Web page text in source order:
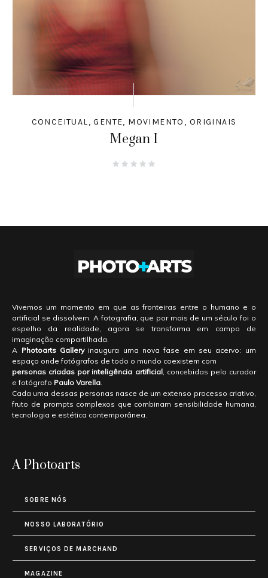
CONCEITUAL,GENTE, MOVIMENTO , ORIGINAIS
Megan I
Vivemos um momento em que as fronteiras entre o humano e o
artificial se dissolvem. A fotografia, que por mais de um século foi o
espelho da realidade, agora se transforma em campo de
imaginação compartilhada.
A Photoarts Galleryinaugura uma nova fase em seu acervo: um
espaço onde fotógrafos de todo o mundo coexistem com
personas criadas por inteligência artificial, concebidas pelo curador
e fotógrafo Paulo Varella
Cada uma dessas personas nasce de um extenso processo criativo,
fruto de prompts complexos que combinam sensibilidade humana,
tecnologia e estética contemporânea.
A Photoarts
SOBRE NÓS
NOSSO LABORATÓRIO
SERVIÇOS DE MARCHAND
MAGAZINE